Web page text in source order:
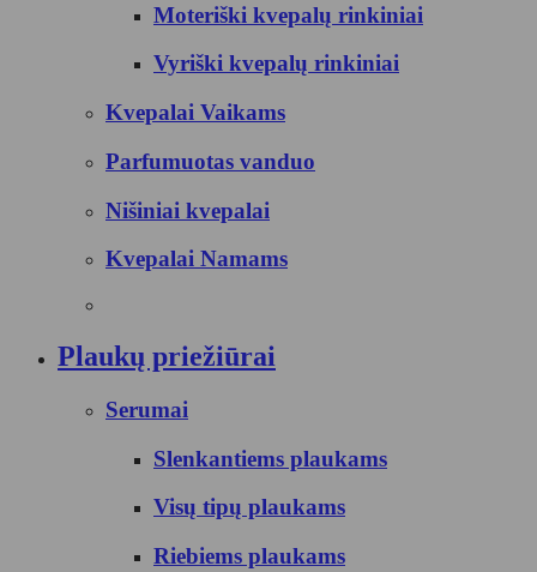
Moteriški kvepalų rinkiniai
Vyriški kvepalų rinkiniai
Kvepalai Vaikams
Parfumuotas vanduo
Nišiniai kvepalai
Kvepalai Namams
Plaukų priežiūrai
Serumai
Slenkantiems plaukams
Visų tipų plaukams
Riebiems plaukams